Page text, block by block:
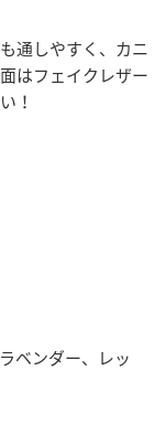
通しやすく、カニ
はフェイクレザー
！
ベンダー、レッ